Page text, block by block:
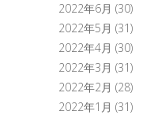
2022年6月 (30)
2022年5月 (31)
2022年4月 (30)
2022年3月 (31)
2022年2月 (28)
2022年1月 (31)